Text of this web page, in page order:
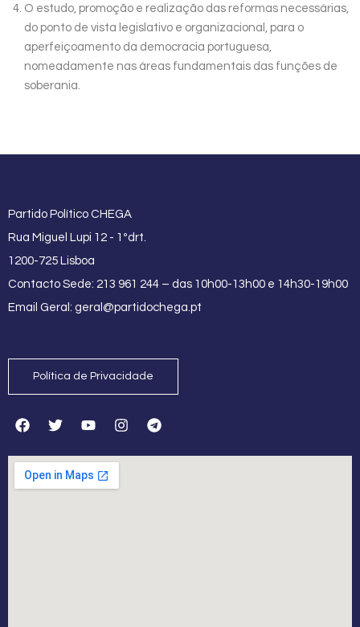
O estudo, promoção e realização das reformas necessárias,
do ponto de vista legislativo e organizacional, para o
aperfeiçoamento da democracia portuguesa,
nomeadamente nas áreas fundamentais das funções de
soberania.
Partido Político CHEGA
Rua Miguel Lupi 12 - 1ºdrt.
1200-725 Lisboa
Contacto Sede: 213 961 244 – das 10h00-13h00 e 14h30-19h00
Email Geral: geral@partidochega.pt
Política de Privacidade